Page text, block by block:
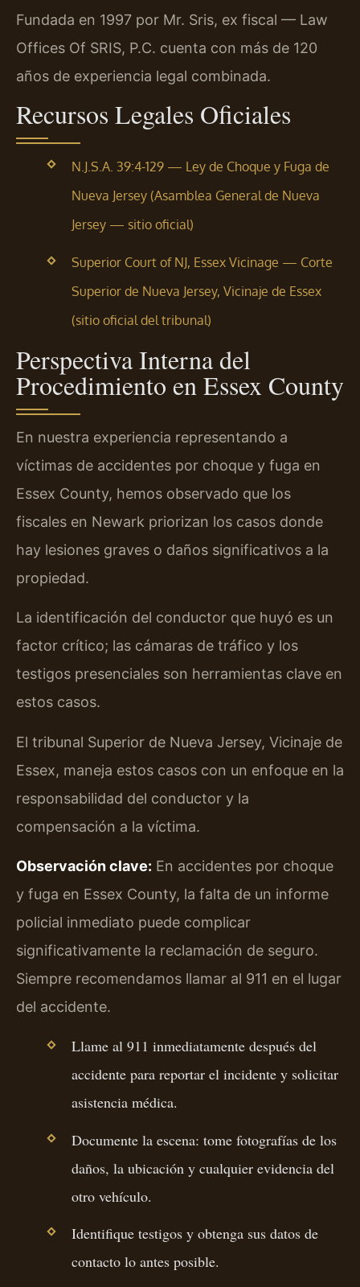
Fundada en 1997 por Mr. Sris, ex fiscal — Law
Offices Of SRIS, P.C. cuenta con más de 120
años de experiencia legal combinada.
Recursos Legales Oficiales
N.J.S.A. 39:4-129 — Ley de Choque y Fuga de
Nueva Jersey (Asamblea General de Nueva
Jersey — sitio oficial)
Superior Court of NJ, Essex Vicinage — Corte
Superior de Nueva Jersey, Vicinaje de Essex
(sitio oficial del tribunal)
Perspectiva Interna del
Procedimiento en Essex County
En nuestra experiencia representando a
víctimas de accidentes por choque y fuga en
Essex County, hemos observado que los
fiscales en Newark priorizan los casos donde
hay lesiones graves o daños significativos a la
propiedad.
La identificación del conductor que huyó es un
factor crítico; las cámaras de tráfico y los
testigos presenciales son herramientas clave en
estos casos.
El tribunal Superior de Nueva Jersey, Vicinaje de
Essex, maneja estos casos con un enfoque en la
responsabilidad del conductor y la
compensación a la víctima.
Observación clave: En accidentes por choque
y fuga en Essex County, la falta de un informe
policial inmediato puede complicar
significativamente la reclamación de seguro.
Siempre recomendamos llamar al 911 en el lugar
del accidente.
Llame al 911 inmediatamente después del
accidente para reportar el incidente y solicitar
asistencia médica.
Documente la escena: tome fotografías de los
daños, la ubicación y cualquier evidencia del
otro vehículo.
Identifique testigos y obtenga sus datos de
contacto lo antes posible.